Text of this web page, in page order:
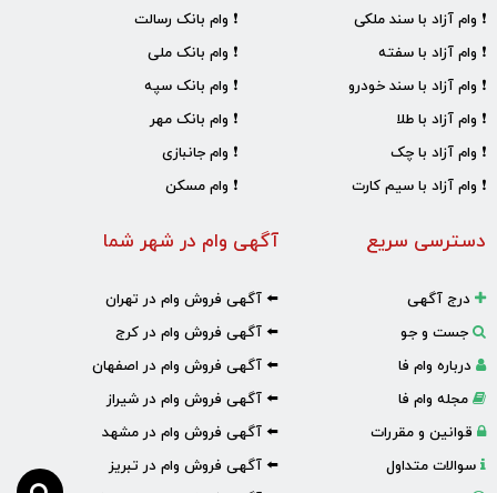
❗ وام بانک رسالت
❗ وام بانک ملی
❗ وام بانک سپه
❗ وام بانک مهر
❗ وام جانبازی
❗ وام مسکن
❗ وام آزاد با سند ملکی
❗ وام آزاد با سفته
❗ وام آزاد با سند خودرو
❗ وام آزاد با طلا
❗ وام آزاد با چک
❗ وام آزاد با سیم کارت
آگهی وام در شهر شما
⬅️ آگهی فروش وام در تهران
⬅️ آگهی فروش وام در کرج
⬅️ آگهی فروش وام در اصفهان
⬅️ آگهی فروش وام در شیراز
⬅️ آگهی فروش وام در مشهد
⬅️ آگهی فروش وام در تبریز
دسترسی سریع
درج آگهی
جست و جو
درباره وام فا
مجله وام فا
قوانین و مقررات
سوالات متداول